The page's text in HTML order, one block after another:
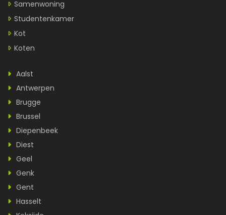
Samenwoning
Studentenkamer
Kot
Koten
Aalst
Antwerpen
Brugge
Brussel
Diepenbeek
Diest
Geel
Genk
Gent
Hasselt